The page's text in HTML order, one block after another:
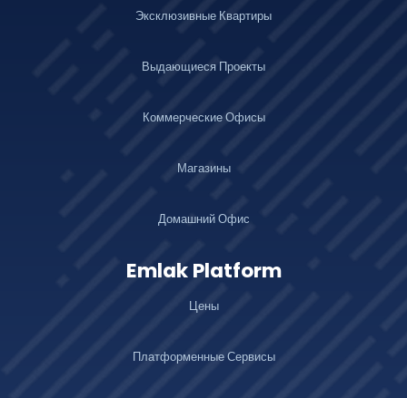
Эксклюзивные Квартиры
Выдающиеся Проекты
Коммерческие Офисы
Магазины
Домашний Офис
Emlak Platform
Цены
Платформенные Сервисы